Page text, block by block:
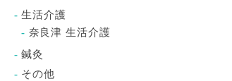
生活介護
奈良津 生活介護
鍼灸
その他